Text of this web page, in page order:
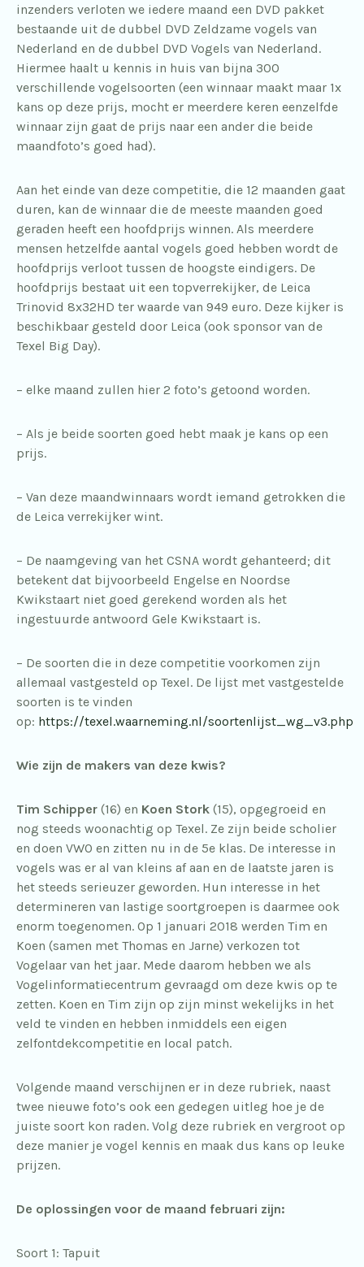
inzenders verloten we iedere maand een DVD pakket
bestaande uit de dubbel DVD Zeldzame vogels van
Nederland en de dubbel DVD Vogels van Nederland.
Hiermee haalt u kennis in huis van bijna 300
verschillende vogelsoorten (een winnaar maakt maar 1x
kans op deze prijs, mocht er meerdere keren eenzelfde
winnaar zijn gaat de prijs naar een ander die beide
maandfoto’s goed had).
Aan het einde van deze competitie, die 12 maanden gaat
duren, kan de winnaar die de meeste maanden goed
geraden heeft een hoofdprijs winnen. Als meerdere
mensen hetzelfde aantal vogels goed hebben wordt de
hoofdprijs verloot tussen de hoogste eindigers. De
hoofdprijs bestaat uit een topverrekijker, de Leica
Trinovid 8x32HD ter waarde van 949 euro. Deze kijker is
beschikbaar gesteld door Leica (ook sponsor van de
Texel Big Day).
– elke maand zullen hier 2 foto’s getoond worden.
– Als je beide soorten goed hebt maak je kans op een
prijs.
– Van deze maandwinnaars wordt iemand getrokken die
de Leica verrekijker wint.
– De naamgeving van het CSNA wordt gehanteerd; dit
betekent dat bijvoorbeeld Engelse en Noordse
Kwikstaart niet goed gerekend worden als het
ingestuurde antwoord Gele Kwikstaart is.
– De soorten die in deze competitie voorkomen zijn
allemaal vastgesteld op Texel. De lijst met vastgestelde
soorten is te vinden
op: https://texel.waarneming.nl/soortenlijst_wg_v3.php
Wie zijn de makers van deze kwis?
Tim Schipper (16) en Koen Stork (15), opgegroeid en
nog steeds woonachtig op Texel. Ze zijn beide scholier
en doen VWO en zitten nu in de 5e klas. De interesse in
vogels was er al van kleins af aan en de laatste jaren is
het steeds serieuzer geworden. Hun interesse in het
determineren van lastige soortgroepen is daarmee ook
enorm toegenomen. Op 1 januari 2018 werden Tim en
Koen (samen met Thomas en Jarne) verkozen tot
Vogelaar van het jaar. Mede daarom hebben we als
Vogelinformatiecentrum gevraagd om deze kwis op te
zetten. Koen en Tim zijn op zijn minst wekelijks in het
veld te vinden en hebben inmiddels een eigen
zelfontdekcompetitie en local patch.
Volgende maand verschijnen er in deze rubriek, naast
twee nieuwe foto’s ook een gedegen uitleg hoe je de
juiste soort kon raden. Volg deze rubriek en vergroot op
deze manier je vogel kennis en maak dus kans op leuke
prijzen.
De oplossingen voor de maand februari zijn:
Soort 1: Tapuit